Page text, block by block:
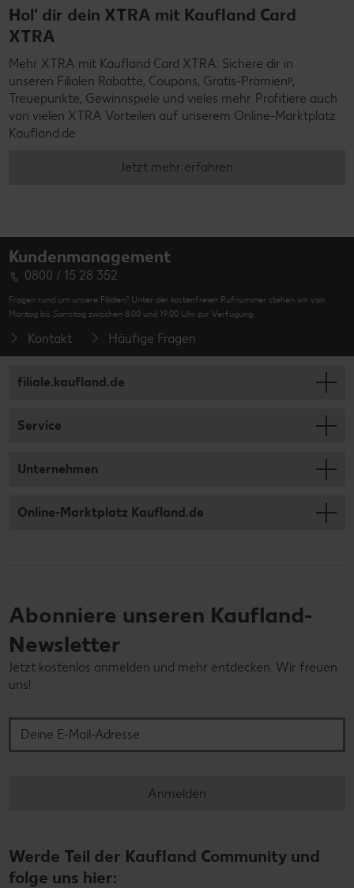
Hol' dir dein XTRA mit Kaufland Card
XTRA
Mehr XTRA mit Kaufland Card XTRA: Sichere dir in
unseren Filialen Rabatte, Coupons, Gratis-Prämienᵖ,
Treuepunkte, Gewinnspiele und vieles mehr. Profitiere auch
von vielen XTRA Vorteilen auf unserem Online-Marktplatz
Kaufland.de
Jetzt mehr erfahren
Kundenmanagement
0800 / 15 28 352
Fragen rund um unsere Filialen? Unter der kostenfreien Rufnummer stehen wir von
Montag bis Samstag zwischen 8:00 und 19:00 Uhr zur Verfügung.
Kontakt Häufige Fragen
filiale.kaufland.de
Service
Unternehmen
Online-Marktplatz Kaufland.de
Abonniere unseren Kaufland-
Newsletter
Jetzt kostenlos anmelden und mehr entdecken. Wir freuen
uns!
Anmelden
Werde Teil der Kaufland Community und
folge uns hier: